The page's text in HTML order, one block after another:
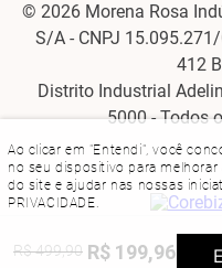
Ao clicar em "Entendi", você
no seu dispositivo para melhorar
do site e ajudar nas nossas
PRIVACIDADE.
R$499,90 R$ 199,96
© 2026 Morena Rosa
S/A - CNPJ
412
Distrito Industrial
5000 - Todos